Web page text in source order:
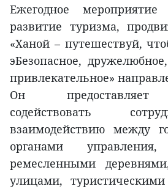
Ежегодное
развитие туризма,
«Ханой – путешествуй,
эБезопасное,
привлекательное»
Он предоставляет
содействовать
взаимодействию между
органами управления,
ремесленными
улицами,